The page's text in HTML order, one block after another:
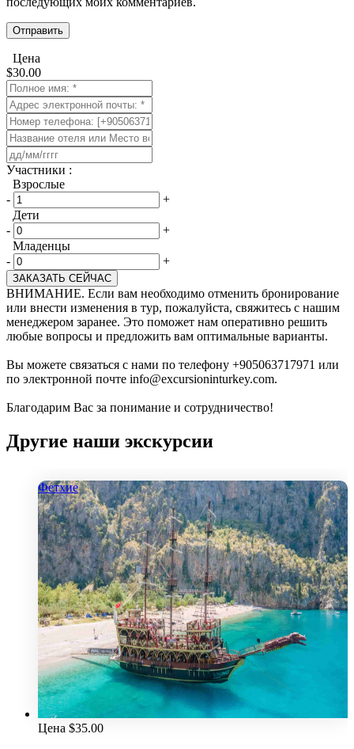
Цена
$30.00
​Участники :
Взрослые
-
+
Дети
-
+
Младенцы
-
+
ЗАКАЗАТЬ СЕЙЧАС
ВНИМАНИЕ. Если вам необходимо отменить бронирование
или внести изменения в тур, пожалуйста, свяжитесь с нашим
менеджером заранее. Это поможет нам оперативно решить
любые вопросы и предложить вам оптимальные варианты.
Вы можете связаться с нами по телефону +905063717971 или
по электронной почте info@excursioninturkey.com.
Благодарим Вас за понимание и сотрудничество!
Другие наши экскурсии
Фетхие
Цена $35.00